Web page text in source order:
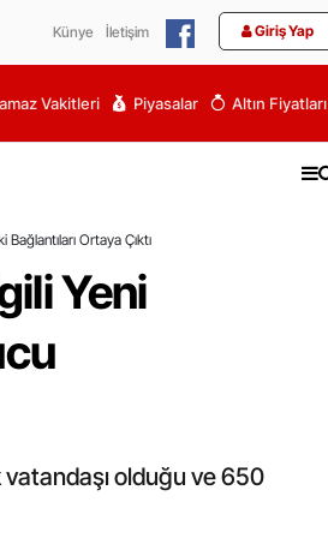
Künye İletişim Giriş Yap
Vakitleri Piyasalar Altın Fiyatları
Bağlantıları Ortaya Çıktı
Yeni
vatandaşı olduğu ve 650